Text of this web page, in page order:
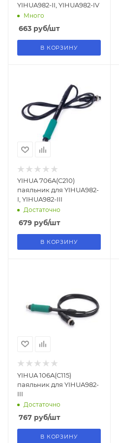
YIHUA982-II, YIHUA982-IV
Много
663 руб/шт
В КОРЗИНУ
YIHUA 706A(C210)
паяльник для YIHUA982-
I, YIHUA982-III
Достаточно
679 руб/шт
В КОРЗИНУ
YIHUA 106A(C115)
паяльник для YIHUA982-
III
Достаточно
767 руб/шт
В КОРЗИНУ